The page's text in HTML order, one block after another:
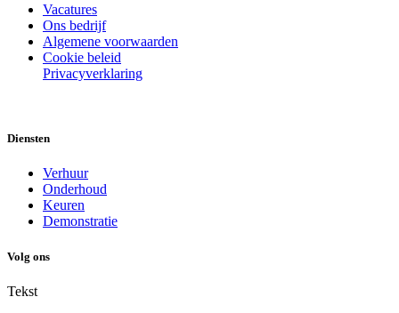
Vacatures
Ons bedrijf
Algemene voorwaarden
Cookie beleid
Privacyverklaring
Diensten
Verhuur
Onderhoud
Keuren
Demonstratie
Volg ons
Tekst